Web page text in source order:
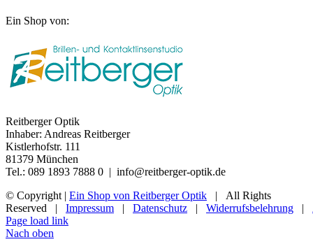
Ein Shop von:
Reitberger Optik
Inhaber: Andreas Reitberger
Kistlerhofstr. 111
81379 München
Tel.: 089 1893 7888 0 | info@reitberger-optik.de
© Copyright | Ein Shop von Reitberger Optik | All Rights
Reserved | Impressum | Datenschutz | Widerrufsbelehrung |
Page load link
Nach oben